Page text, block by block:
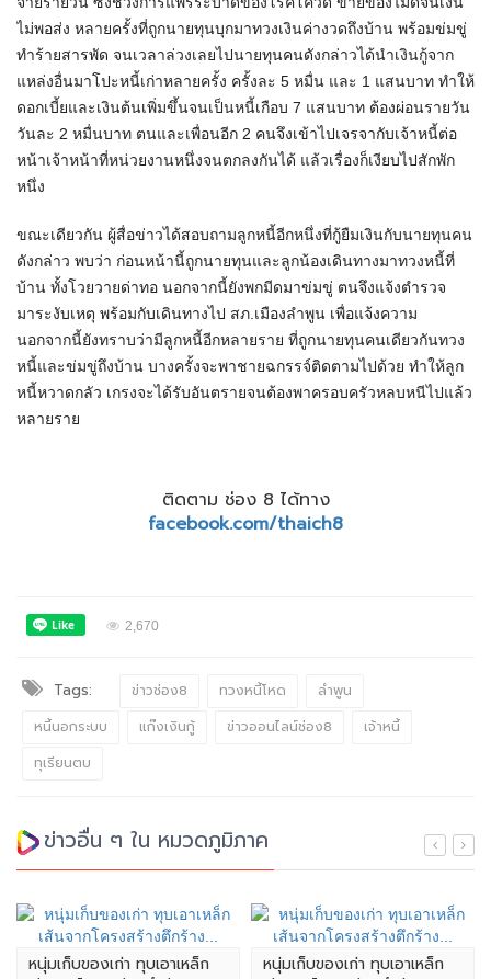
ไม่พอส่ง หลายครั้งที่ถูกนายทุนบุกมาทวงเงินค่างวดถึงบ้าน พร้อมข่มขู่
ทำร้ายสารพัด จนเวลาล่วงเลยไปนายทุนคนดังกล่าวได้นำเงินกู้จาก
แหล่งอื่นมาโปะหนี้เก่าหลายครั้ง ครั้งละ 5 หมื่น และ 1 แสนบาท ทำให้
ดอกเบี้ยและเงินต้นเพิ่มขึ้นจนเป็นหนี้เกือบ 7 แสนบาท ต้องผ่อนรายวัน
วันละ 2 หมื่นบาท ตนและเพื่อนอีก 2 คนจึงเข้าไปเจรจากับเจ้าหนี้ต่อ
หน้าเจ้าหน้าที่หน่วยงานหนึ่งจนตกลงกันได้ แล้วเรื่องก็เงียบไปสักพัก
หนึ่ง
ขณะเดียวกัน ผู้สื่อข่าวได้สอบถามลูกหนี้อีกหนึ่งที่กู้ยืมเงินกับนายทุนคน
ดังกล่าว พบว่า ก่อนหน้านี้ถูกนายทุนและลูกน้องเดินทางมาทวงหนี้ที่
บ้าน ทั้งโวยวายด่าทอ นอกจากนี้ยังพกมีดมาข่มขู่ ตนจึงแจ้งตำรวจ
มาระงับเหตุ พร้อมกับเดินทางไป สภ.เมืองลำพูน เพื่อแจ้งความ
นอกจากนี้ยังทราบว่ามีลูกหนี้อีกหลายราย ที่ถูกนายทุนคนเดียวกันทวง
หนี้และข่มขู่ถึงบ้าน บางครั้งจะพาชายฉกรรจ์ติดตามไปด้วย ทำให้ลูก
หนี้หวาดกลัว เกรงจะได้รับอันตรายจนต้องพาครอบครัวหลบหนีไปแล้ว
หลายราย
ติดตาม ช่อง 8 ได้ทาง
facebook.com/thaich8
2,670
Tags: ข่าวช่อง8 ทวงหนี้โหด
ลำพูน
หนี้นอกระบบ
แก๊งเงินกู้ ข่าวออนไลน์ช่อง8
เจ้าหนี้
ทุเรียนตบ
ข่าวอื่น ๆ ใน หมวดภูมิภาค
หนุ่มเก็บของเก่า ทุบเอาเหล็ก
หนุ่มเก็บของเก่า ทุบเอาเหล็ก